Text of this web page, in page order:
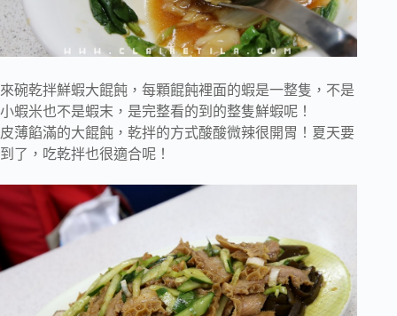
來碗乾拌鮮蝦大餛飩，每顆餛飩裡面的蝦是一整隻，不是
小蝦米也不是蝦末，是完整看的到的整隻鮮蝦呢！
皮薄餡滿的大餛飩，乾拌的方式酸酸微辣很開胃！夏天要
到了，吃乾拌也很適合呢！